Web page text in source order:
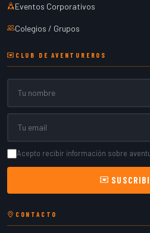
Eventos Corporativos
Colegios / Grupos
CLUB DE AVENTUREROS
Acepto recibir información sobre
CONTACTO